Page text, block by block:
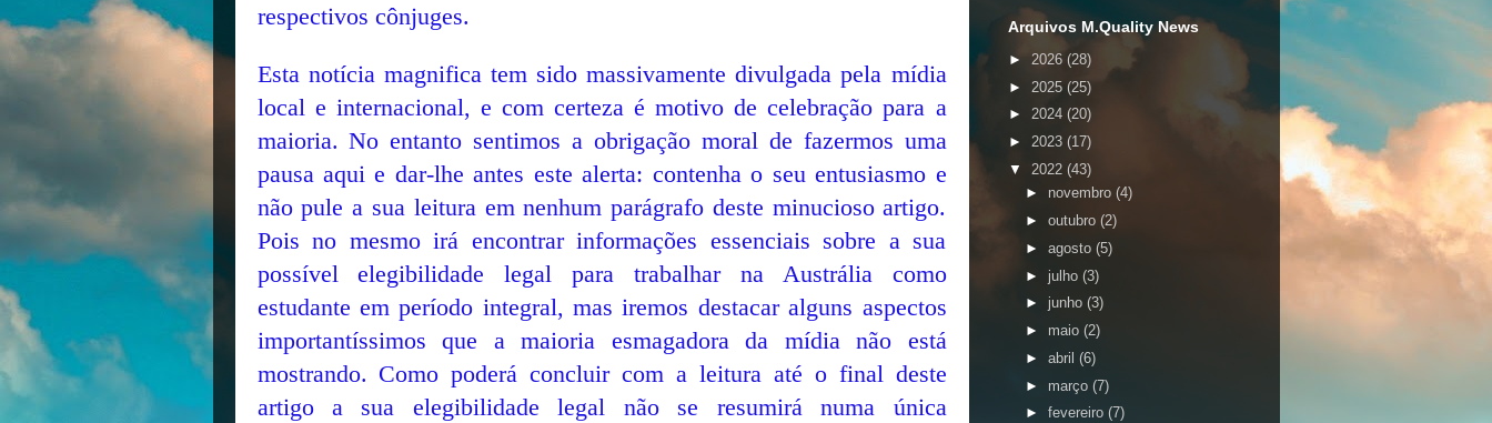
respectivos cônjuges.
Esta notícia magnifica tem sido massivamente divulgada pela mídia
local e internacional, e com certeza é motivo de celebração para a
maioria. No entanto sentimos a obrigação moral de fazermos uma
pausa aqui e dar-lhe antes este alerta: contenha o seu entusiasmo e
não pule a sua leitura em nenhum parágrafo deste minucioso artigo.
Pois no mesmo irá encontrar informações essenciais sobre a sua
possível elegibilidade legal para trabalhar na Austrália como
estudante em período integral, mas iremos destacar alguns aspectos
importantíssimos que a maioria esmagadora da mídia não está
mostrando. Como poderá concluir com a leitura até o final deste
artigo a sua elegibilidade legal não se resumirá numa única
Arquivos M.Quality News
► 2026 (28)
► 2025 (25)
► 2024 (20)
► 2023 (17)
▼ 2022 (43)
► novembro(4)
►outubro(2)
►agosto(5)
► julho(3)
► junho(3)
► maio(2)
►abril(6)
► março(7)
►fevereiro(7)